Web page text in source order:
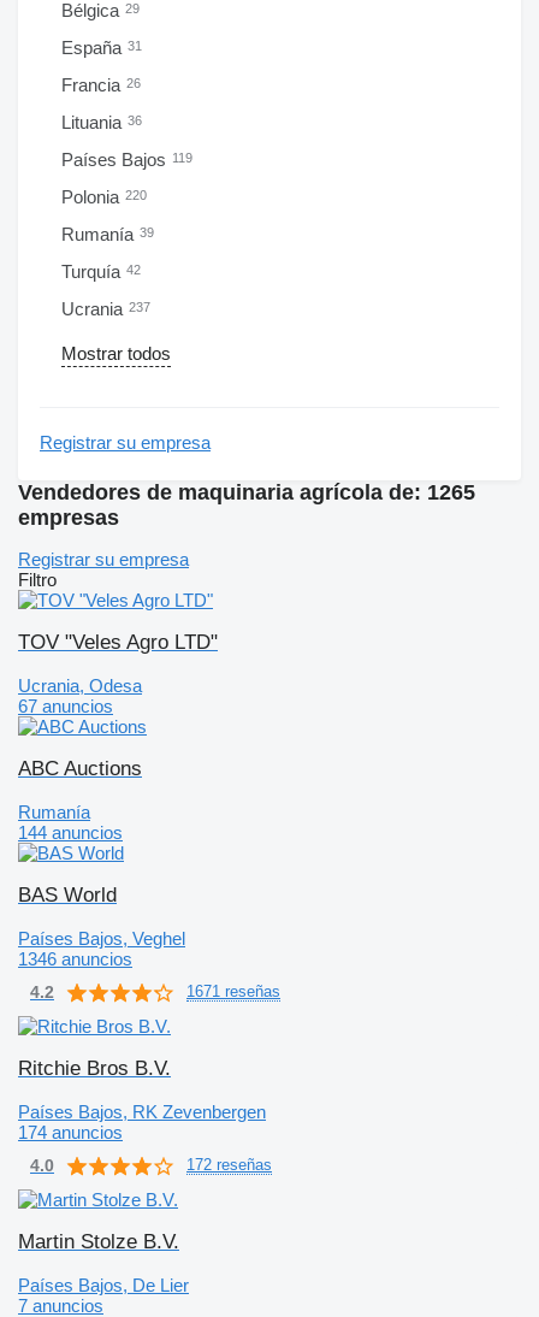
Bélgica 29
España 31
Francia 26
Lituania 36
Países Bajos 119
Polonia 220
Rumanía 39
Turquía 42
Ucrania 237
Mostrar todos
Registrar su empresa
Vendedores de maquinaria agrícola de: 1265
empresas
Registrar su empresa
Filtro
TOV "Veles Agro LTD"
Ucrania, Odesa
67 anuncios
ABC Auctions
Rumanía
144 anuncios
BAS World
Países Bajos, Veghel
1346 anuncios
4.2 1671 reseñas
Ritchie Bros B.V.
Países Bajos, RK Zevenbergen
174 anuncios
4.0 172 reseñas
Martin Stolze B.V.
Países Bajos, De Lier
7 anuncios